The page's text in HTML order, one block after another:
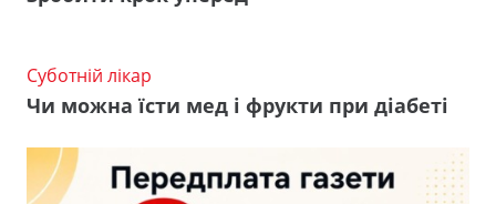
Суботній лікар
Чи можна їсти мед і фрукти при діабеті